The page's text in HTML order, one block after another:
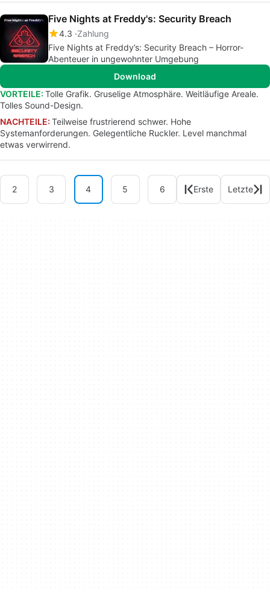
Five Nights at Freddy's: Security Breach
4.3 Zahlung
Five Nights at Freddy’s: Security Breach – Horror-
Abenteuer in ungewohnter Umgebung
Download
VORTEILE: Tolle Grafik. Gruselige Atmosphäre. Weitläufige Areale.
Tolles Sound-Design.
NACHTEILE: Teilweise frustrierend schwer. Hohe
Systemanforderungen. Gelegentliche Ruckler. Level manchmal
etwas verwirrend.
2 3 4 5 6 Erste Letzte